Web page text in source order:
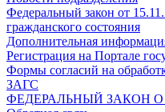
Федеральный закон от
гражданского состояния
Дополнительная
Регистрация на Портале
Формы согласий на
ЗАГС
ФЕДЕРАЛЬНЫЙ ЗАКОН